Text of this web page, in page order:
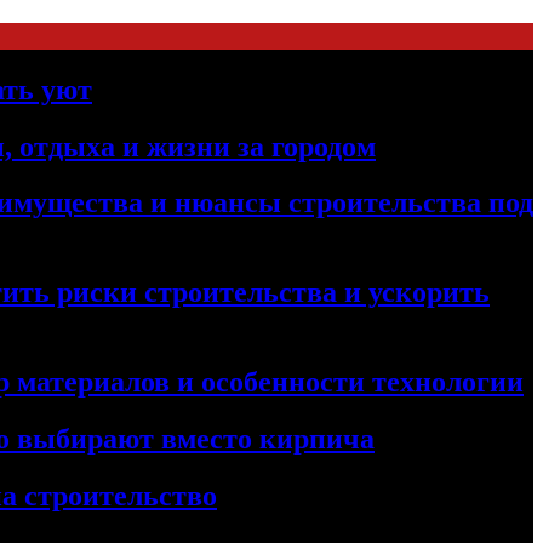
уют
отдыха и жизни за городом
и нюансы строительства под
риски строительства и ускорить
и особенности технологии
выбирают вместо кирпича
строительство